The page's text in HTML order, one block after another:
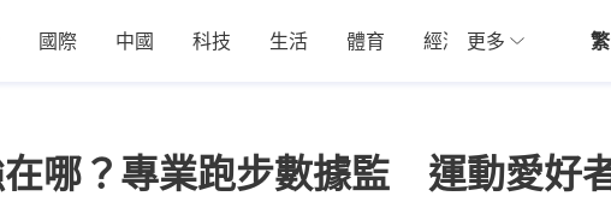
國際 中國 科技 生活 體育 經濟 01深圳
更多 繁
哪？專業跑步數據監 運動愛好